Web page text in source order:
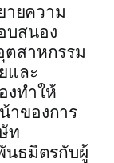
ายความ
บสนอง
ตสาหกรรม
และ
งทำให้
าของการ
ท
นธมิตรกับผู้